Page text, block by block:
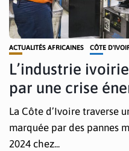
ACTUALITÉS AFRICAINES CÔTE
L’industrie
par une crise
La Côte d’Ivoire traverse
marquée par des pannes
2024 chez...